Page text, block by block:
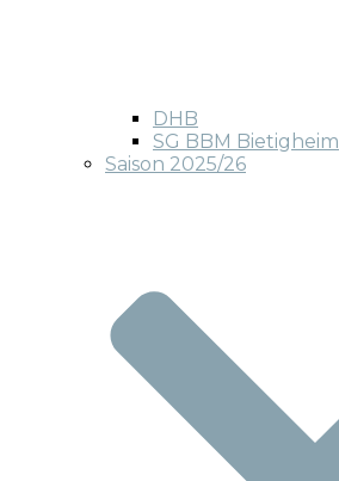
DHB
SG BBM Bietigheim
Saison 2025/26